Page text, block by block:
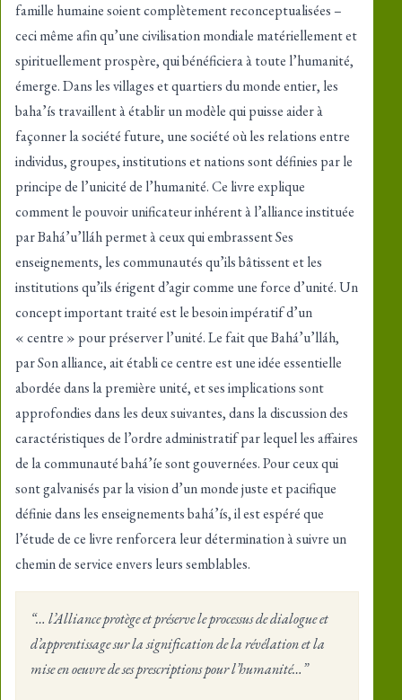
famille humaine soient complètement reconceptualisées –
ceci même afin qu’une civilisation mondiale matériellement et
spirituellement prospère, qui bénéficiera à toute l’humanité,
émerge. Dans les villages et quartiers du monde entier, les
baha’ís travaillent à établir un modèle qui puisse aider à
façonner la société future, une société où les relations entre
individus, groupes, institutions et nations sont définies par le
principe de l’unicité de l’humanité. Ce livre explique
comment le pouvoir unificateur inhérent à l’alliance instituée
par Bahá’u’lláh permet à ceux qui embrassent Ses
enseignements, les communautés qu’ils bâtissent et les
institutions qu’ils érigent d’agir comme une force d’unité. Un
concept important traité est le besoin impératif d’un
« centre » pour préserver l’unité. Le fait que Bahá’u’lláh,
par Son alliance, ait établi ce centre est une idée essentielle
abordée dans la première unité, et ses implications sont
approfondies dans les deux suivantes, dans la discussion des
caractéristiques de l’ordre administratif par lequel les affaires
de la communauté bahá’íe sont gouvernées. Pour ceux qui
sont galvanisés par la vision d’un monde juste et pacifique
définie dans les enseignements bahá’ís, il est espéré que
l’étude de ce livre renforcera leur détermination à suivre un
chemin de service envers leurs semblables.
“… l’Alliance protège et préserve le processus de dialogue et
d’apprentissage sur la signification de la révélation et la
mise en oeuvre de ses prescriptions pour l’humanité…”